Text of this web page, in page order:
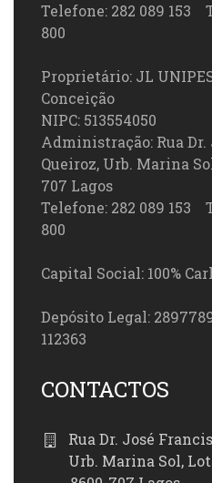
Telefone: 282 089 153
800
Proprietário: JL
Conceição
NIPC: 513554050
Administração: Rua
Queiroz, Urb. Marina
707 Lagos
Telefone: 282 089 153
800
Capital Social: 100%
Depósito Legal:
112363
CONTACTOS
Rua Dr. José
Urb. Marina Sol,